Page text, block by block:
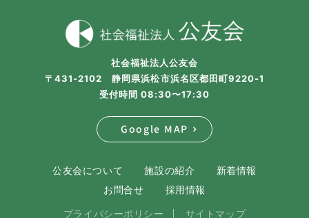
社会福祉法人公友会
〒431-2102 静岡県浜松市浜名区都田町9220-1
受付時間 08:30〜17:30
Google MAP
公友会について 施設の紹介
新着情報
お問合せ
採用情報
プライバシーポリシー サイトマップ